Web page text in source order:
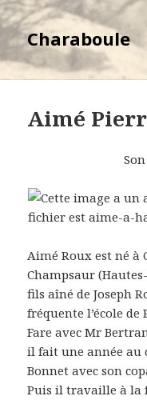
Charaboule
Aimé
Aimé Roux est né à
Champsaur
fils aîné de Joseph
fréquente l’école
Fare avec Mr
il fait une année au
Bonnet avec son
Puis il travaille à la